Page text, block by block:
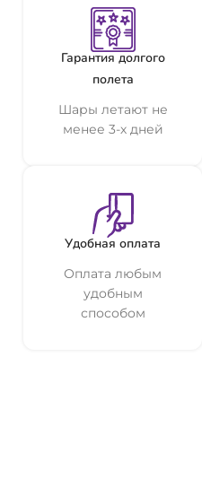
Гарантия долгого
полета
Шары летают не
менее 3-х дней
Удобная оплата
Оплата любым
удобным
способом